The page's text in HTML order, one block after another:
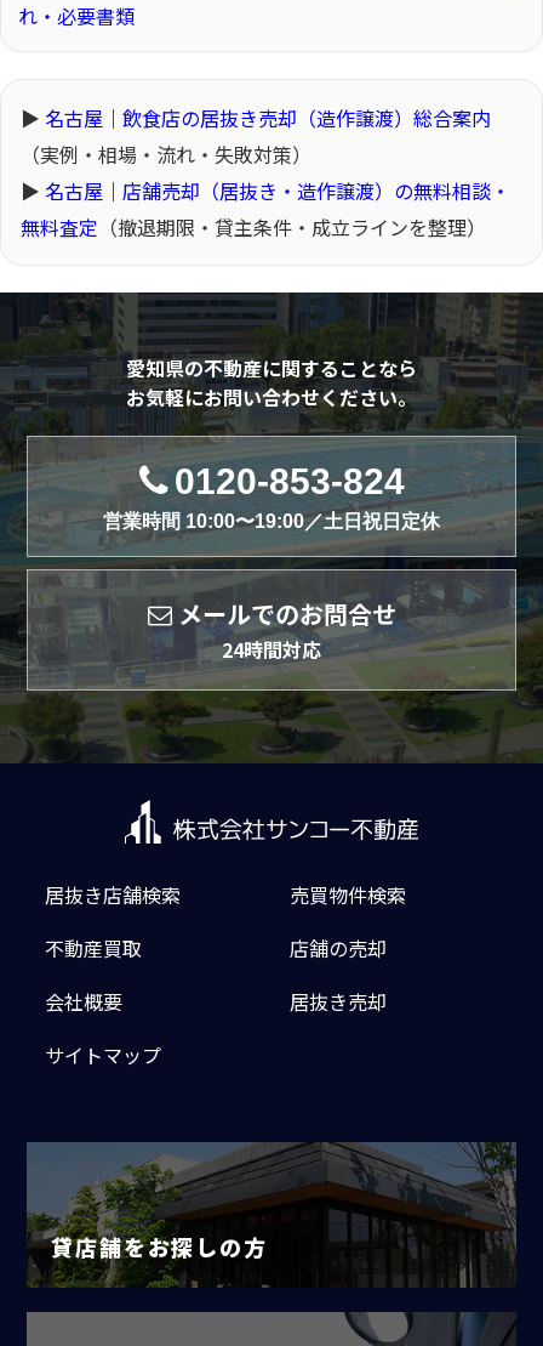
れ・必要書類
▶ 名古屋｜飲食店の居抜き売却（造作譲渡）総合案内
（実例・相場・流れ・失敗対策）
▶ 名古屋｜店舗売却（居抜き・造作譲渡）の無料相談・
無料査定 （撤退期限・貸主条件・成立ラインを整理）
愛知県の不動産に関することなら
お気軽にお問い合わせください。
0120-853-824
営業時間 10:00〜19:00／土日祝日定休
メールでのお問合せ
24時間対応
居抜き店舗検索
売買物件検索
不動産買取
店舗の売却
会社概要
居抜き売却
サイトマップ
貸店舗をお探しの方